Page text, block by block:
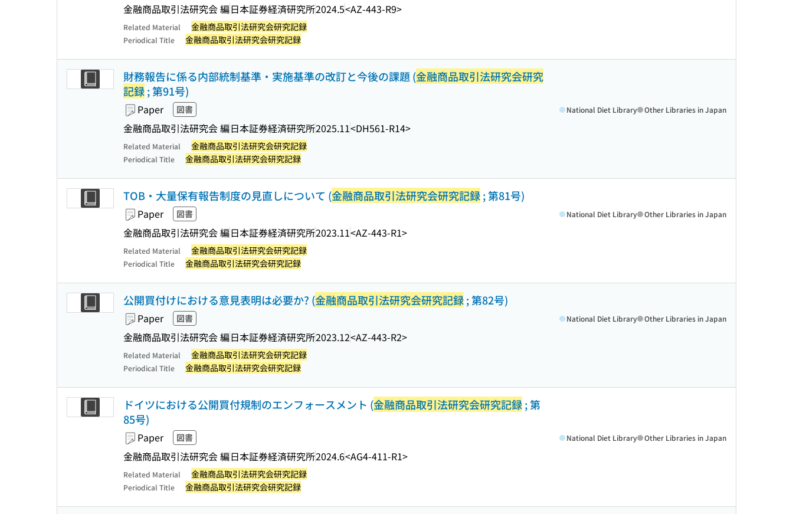
金融商品取引法研究会 編日本証券経済研究所2024.5<AZ-443-R9>
Related Material 金融商品取引法研究会研究記録
Periodical Title 金融商品取引法研究会研究記録
財務報告に係る内部統制基準・実施基準の改訂と今後の課題 (金融商品取引法研究会研究
記録; 第91号)
Paper 図書
金融商品取引法研究会 編日本証券経済研究所2025.11<DH561-R14>
National Diet Library Other Libraries in Japan
Related Material 金融商品取引法研究会研究記録
Periodical Title 金融商品取引法研究会研究記録
TOB・大量保有報告制度の見直しについて (金融商品取引法研究会研究記録; 第81号)
Paper 図書
金融商品取引法研究会 編日本証券経済研究所2023.11<AZ-443-R1>
National Diet Library Other Libraries in Japan
Related Material 金融商品取引法研究会研究記録
Periodical Title 金融商品取引法研究会研究記録
公開買付けにおける意見表明は必要か? (金融商品取引法研究会研究記録; 第82号)
Paper 図書
金融商品取引法研究会 編日本証券経済研究所2023.12<AZ-443-R2>
National Diet Library Other Libraries in Japan
Related Material 金融商品取引法研究会研究記録
Periodical Title 金融商品取引法研究会研究記録
ドイツにおける公開買付規制のエンフォースメント (金融商品取引法研究会研究記録; 第
85号)
Paper 図書
金融商品取引法研究会 編日本証券経済研究所2024.6<AG4-411-R1>
National Diet Library Other Libraries in Japan
Related Material 金融商品取引法研究会研究記録
Periodical Title 金融商品取引法研究会研究記録